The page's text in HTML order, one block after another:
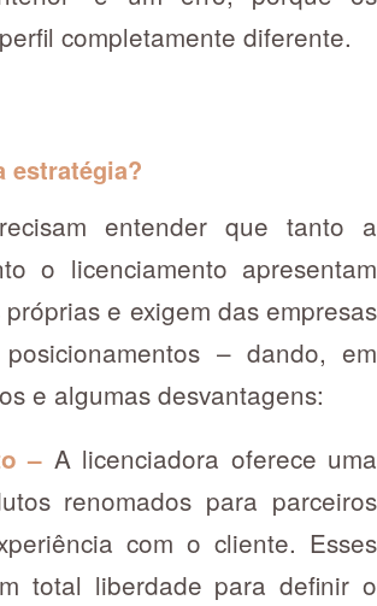
completamente diferente.
estratégia?
entender que tanto a
o licenciamento apresentam
e exigem das empresas
posicionamentos – dando, em
e algumas desvantagens:
– A licenciadora oferece uma
renomados para parceiros
com o cliente. Esses
total liberdade para definir o